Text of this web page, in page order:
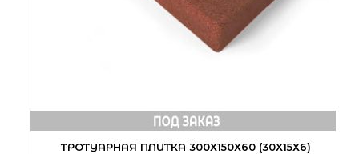
ТРОТУАРНАЯ ПЛИТКА 300Х150Х60 (30Х15Х6)